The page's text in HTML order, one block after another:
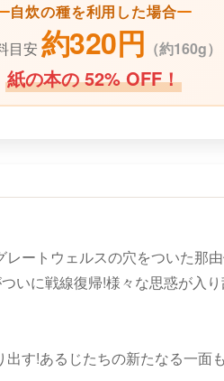
自炊の種を利用した場合
目安約320円 （約160g）
紙の本の 52% OFF！
ートウェルスの穴をついた那
いに戦線復帰!様々な思惑が入
す!あるじたちの新たなる一面